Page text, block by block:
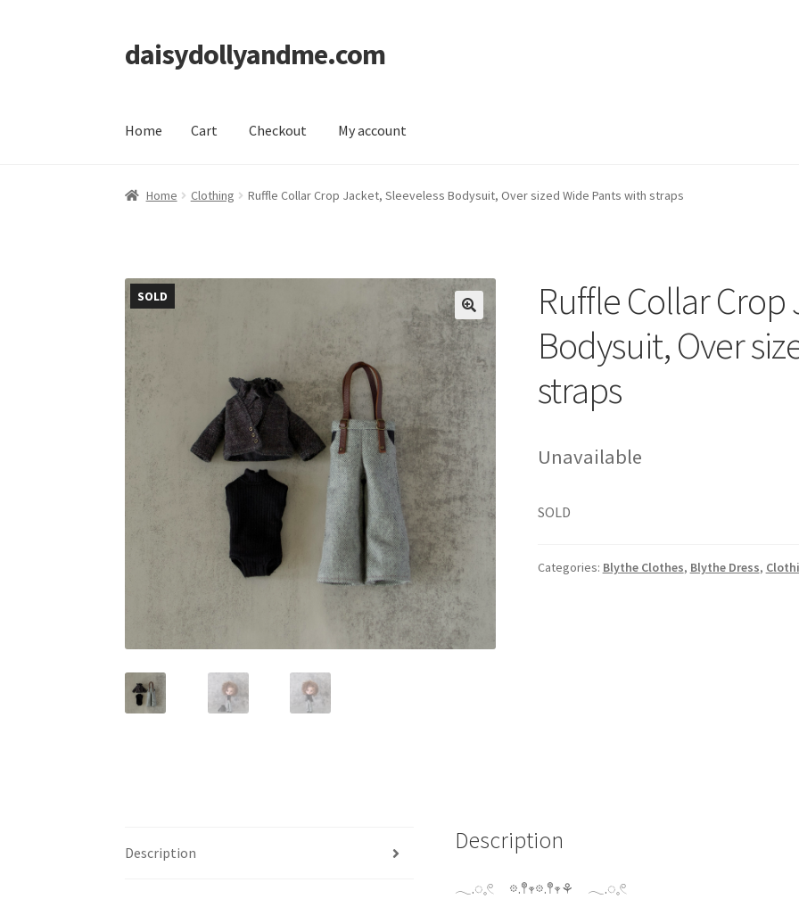
Skip
to
Skip
to
daisydollyandme.com
Home Cart Checkout My account
Home CheckoutMy account
Home Clothing Ruffle Collar Crop Jacket, Sleeveless Bodysuit, Over sized Wide Pants with straps
🔍
SOLD
Ruffle Collar
Bodysuit, Over
straps
Unavailable
SOLD
Categories: Blythe Clothes, Blythe Dress,
Description Description
𓂃.◌𓈒𓏲 𖡼.𖤣𖥧𖡼.𖤣𖥧⚘ 𓂃.◌𓈒𓏲